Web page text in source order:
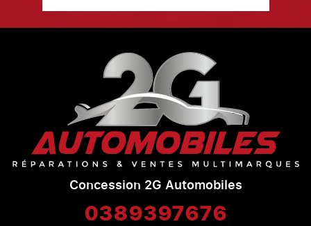
Concession 2G Automobiles
0389397676